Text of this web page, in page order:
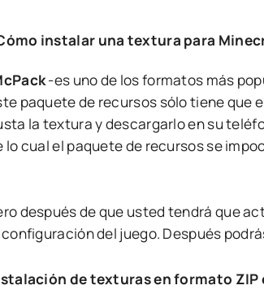
instalar una textura para
-es uno de los formatos más
paquete de recursos sólo tiene que
la textura y descargarlo en su
lo cual el paquete de recursos se
después de que usted tendrá que
del juego. Después
de texturas en formato